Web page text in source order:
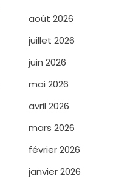
août 2026
juillet 2026
juin 2026
mai 2026
avril 2026
mars 2026
février 2026
janvier 2026